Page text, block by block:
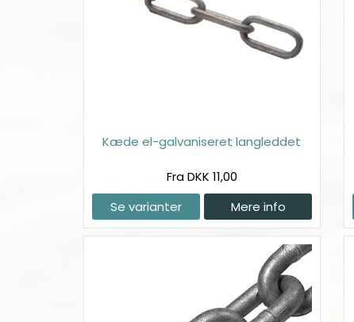
Kæde el-galvaniseret langleddet
Fra DKK 11,00
Se varianter
Mere info